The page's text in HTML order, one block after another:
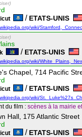
/ ETATS-UNIS
wiki/
/ ETATS-UNIS
wiki/
Chapel, 714 Pacific
/ ETATS-UNIS
wiki/
du film : scènes à la mairie
Hall, 175 Atlantic Street
/ ETATS-UNIS